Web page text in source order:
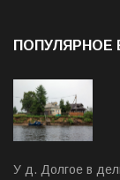
ПОПУЛЯРНОЕ
У д. Долгое в